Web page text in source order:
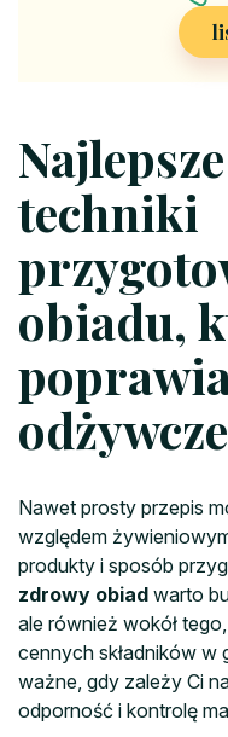
techniki
obiadu,
odżywcze
Nawet prosty przepis
względem
produkty i sposób
zdrowy obiad warto
ale również wokół
cennych składników
ważne, gdy zależy Ci
odporność i kontrolę